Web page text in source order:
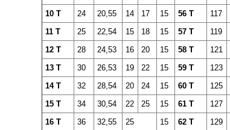
10 T
24 20,55 14 17 15 56 T 117
11 T
25 22,54 15 18 15 57 T 119
12 T
28 24,53 16 20 15 58 T 121
13 T
30 26,53 19 22 15 59 T 123
14 T
32 28,54 20 24 15 60 T 125
15 T
34 30,54 22 25 15 61 T 127
16 T
36 32,55 25 15 62 T 129